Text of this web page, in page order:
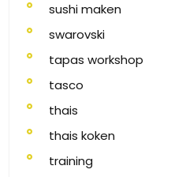
sushi maken
swarovski
tapas workshop
tasco
thais
thais koken
training